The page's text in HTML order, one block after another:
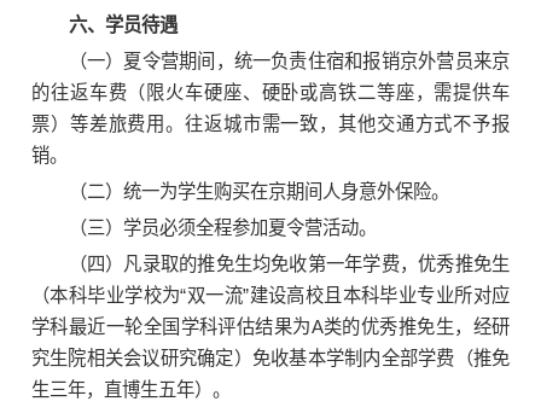
六、学员待遇
（一）夏令营期间，统一负责住宿和报销京外营员来京
的往返车费（限火车硬座、硬卧或高铁二等座，需提供车
票）等差旅费用。往返城市需一致，其他交通方式不予报
销。
（二）统一为学生购买在京期间人身意外保险。
（三）学员必须全程参加夏令营活动。
（四）凡录取的推免生均免收第一年学费，优秀推免生
（本科毕业学校为“双一流”建设高校且本科毕业专业所对应
学科最近一轮全国学科评估结果为A类的优秀推免生，经研
究生院相关会议研究确定）免收基本学制内全部学费（推免
生三年，直博生五年）。